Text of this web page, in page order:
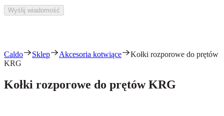
Wyślij wiadomość
Caldo Sklep Akcesoria kotwiące
Kołki rozporowe do prętów
KRG
Kołki rozporowe do prętów KRG